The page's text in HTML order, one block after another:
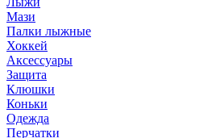
Мази
Палки лыжные
Хоккей
Аксессуары
Защита
Клюшки
Коньки
Одежда
Перчатки